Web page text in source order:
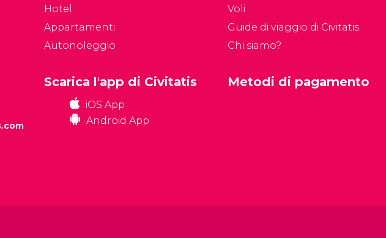
Hotel
Appartamenti
Autonoleggio
Voli
Guide di viaggio di Civitatis
Chi siamo?
Scarica l'app di Civitatis
iOS App
Android App
Metodi di pagamento